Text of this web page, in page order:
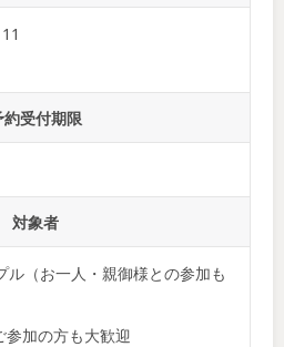
約受付期限
対象者
ル（お一人・親御様との参加も
加の方も大歓迎